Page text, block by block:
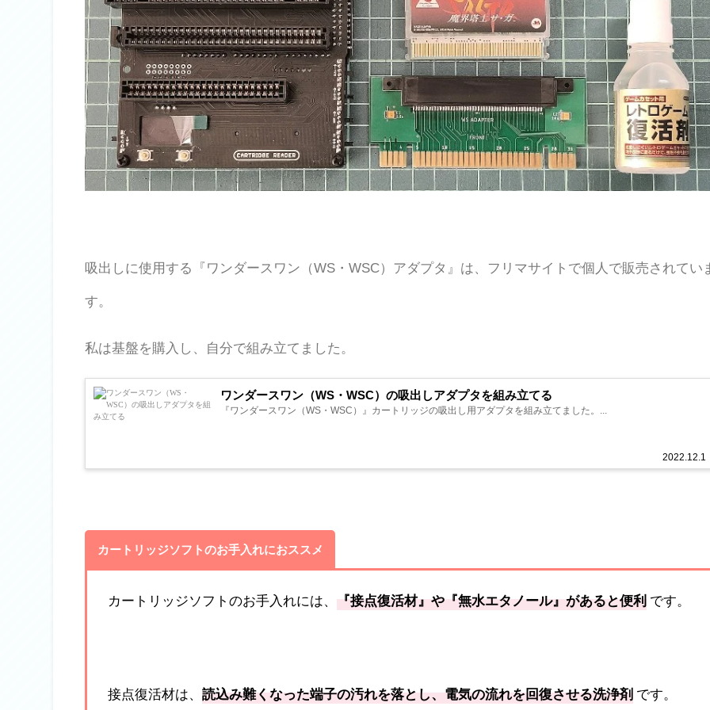
吸出しに使用する『ワンダースワン（WS・WSC）アダプタ』は、フリマサイトで個人で販売されてい
す。
私は基盤を購入し、自分で組み立てました。
ワンダースワン（WS・WSC）の吸出しアダプタを組み立てる
2022.12.1
『ワンダースワン（WS・WSC）』カートリッジの吸出し用アダプタを組み立てました。...
カートリッジソフトのお手入れにおススメ
カートリッジソフトのお手入れには、 『接点復活材』や『無水エタノール』があると便利 です。
接点復活材は、 読込み難くなった端子の汚れを落とし、電気の流れを回復させる洗浄剤 です。